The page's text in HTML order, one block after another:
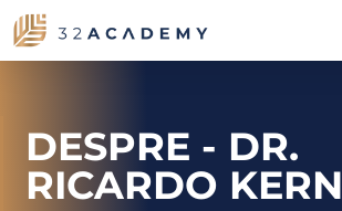
DESPRE - DR.
RICARDO KERN